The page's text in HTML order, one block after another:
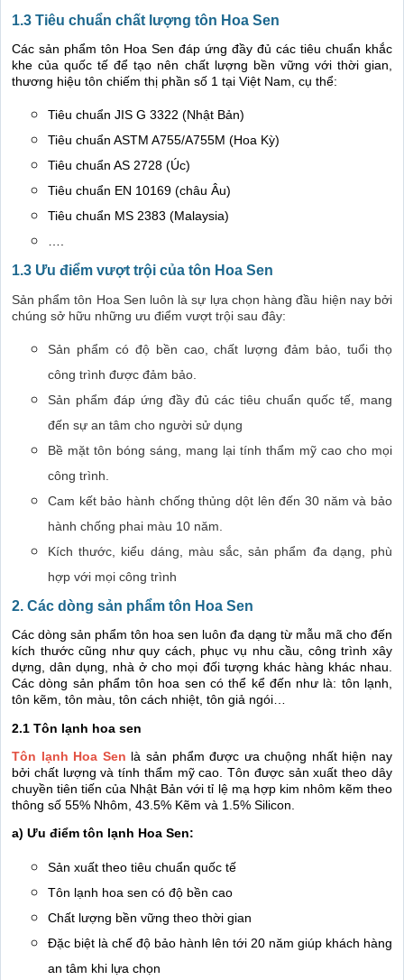
1.3 Tiêu chuẩn chất lượng tôn Hoa Sen
Các sản phẩm tôn Hoa Sen đáp ứng đầy đủ các tiêu chuẩn khắc
khe của quốc tế để tạo nên chất lượng bền vững với thời gian,
thương hiệu tôn chiếm thị phần số 1 tại Việt Nam, cụ thể:
Tiêu chuẩn JIS G 3322 (Nhật Bản)
Tiêu chuẩn ASTM A755/A755M (Hoa Kỳ)
Tiêu chuẩn AS 2728 (Úc)
Tiêu chuẩn EN 10169 (châu Âu)
Tiêu chuẩn MS 2383 (Malaysia)
….
1.3 Ưu điểm vượt trội của tôn Hoa Sen
Sản phẩm tôn Hoa Sen luôn là sự lựa chọn hàng đầu hiện nay bởi
chúng sở hữu những ưu điểm vượt trội sau đây:
Sản phẩm có độ bền cao, chất lượng đảm bảo, tuổi thọ
công trình được đảm bảo.
Sản phẩm đáp ứng đầy đủ các tiêu chuẩn quốc tế, mang
đến sự an tâm cho người sử dụng
Bề mặt tôn bóng sáng, mang lại tính thẩm mỹ cao cho mọi
công trình.
Cam kết bảo hành chống thủng dột lên đến 30 năm và bảo
hành chống phai màu 10 năm.
Kích thước, kiểu dáng, màu sắc, sản phẩm đa dạng, phù
hợp với mọi công trình
2. Các dòng sản phẩm tôn Hoa Sen
Các dòng sản phẩm tôn hoa sen luôn đa dạng từ mẫu mã cho đến
kích thước cũng như quy cách, phục vụ nhu cầu, công trình xây
dựng, dân dụng, nhà ở cho mọi đối tượng khác hàng khác nhau.
Các dòng sản phẩm tôn hoa sen có thể kể đến như là: tôn lạnh,
tôn kẽm, tôn màu, tôn cách nhiệt, tôn giả ngói…
2.1 Tôn lạnh hoa sen
Tôn lạnh Hoa Sen là sản phẩm được ưa chuộng nhất hiện nay
bởi chất lượng và tính thẩm mỹ cao. Tôn được sản xuất theo dây
chuyền tiên tiến của Nhật Bản với tỉ lệ mạ hợp kim nhôm kẽm theo
thông số 55% Nhôm, 43.5% Kẽm và 1.5% Silicon.
a) Ưu điểm tôn lạnh Hoa Sen:
Sản xuất theo tiêu chuẩn quốc tế
Tôn lạnh hoa sen có độ bền cao
Chất lượng bền vững theo thời gian
Đặc biệt là chế độ bảo hành lên tới 20 năm giúp khách hàng
an tâm khi lựa chọn